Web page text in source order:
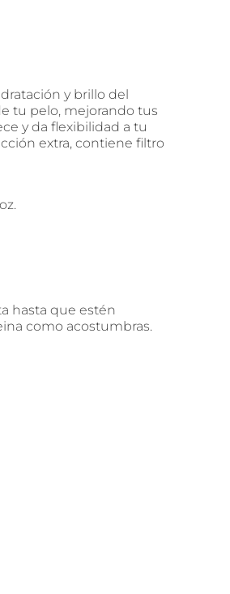
y brillo del
tu pelo, mejorando tus
y da flexibilidad a tu
extra, contiene filtro
hasta que estén
como acostumbras.